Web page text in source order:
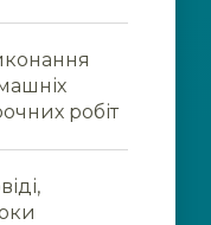
робіт